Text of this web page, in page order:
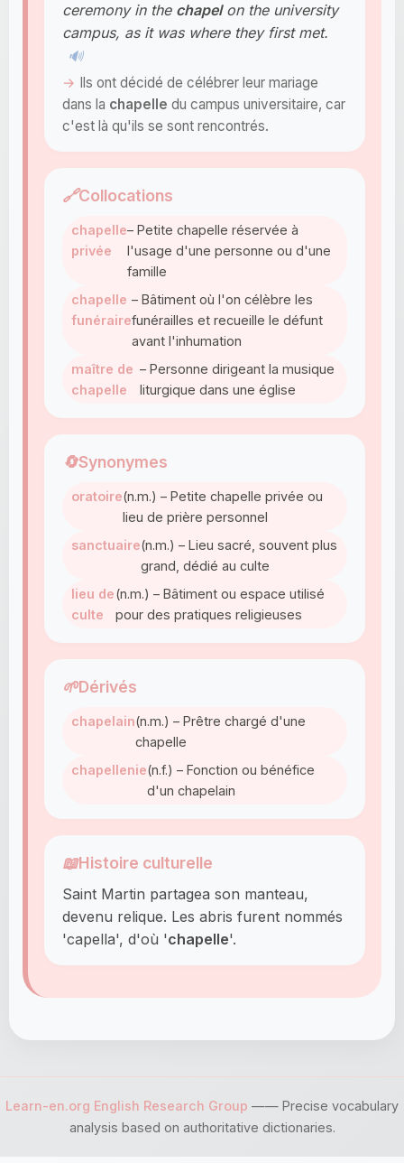
ceremony in the chapelon the university
campus, as it was where they first met.
🔊
Ils ont décidé de célébrer leur mariage
dans la chapelle du campus universitaire, car
c'est là qu'ils se sont rencontrés.
🔗Collocations
chapelle
privée
– Petite chapelle réservée à
l'usage d'une personne ou d'une
famille
chapelle
funéraire
– Bâtiment où l'on célèbre les
funérailles et recueille le défunt
avant l'inhumation
maître de
chapelle
– Personne dirigeant la musique
liturgique dans une église
🔄Synonymes
oratoire(n.m.) – Petite chapelle privée ou
lieu de prière personnel
sanctuaire(n.m.) – Lieu sacré, souvent plus
grand, dédié au culte
lieu de
culte
(n.m.) – Bâtiment ou espace utilisé
pour des pratiques religieuses
🌱Dérivés
chapelain(n.m.) – Prêtre chargé d'une
chapelle
chapellenie(n.f.) – Fonction ou bénéfice
d'un chapelain
📖Histoire culturelle
Saint Martin partagea son manteau,
devenu relique. Les abris furent nommés
'capella', d'où 'chapelle'.
Learn-en.org English Research Group —— Precise vocabulary
analysis based on authoritative dictionaries.